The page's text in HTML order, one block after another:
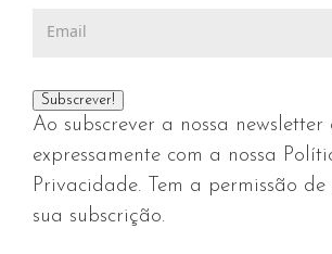
Ao subscrever a nossa newsletter
expressamente com a nossa
Privacidade. Tem a permissão
sua subscrição.